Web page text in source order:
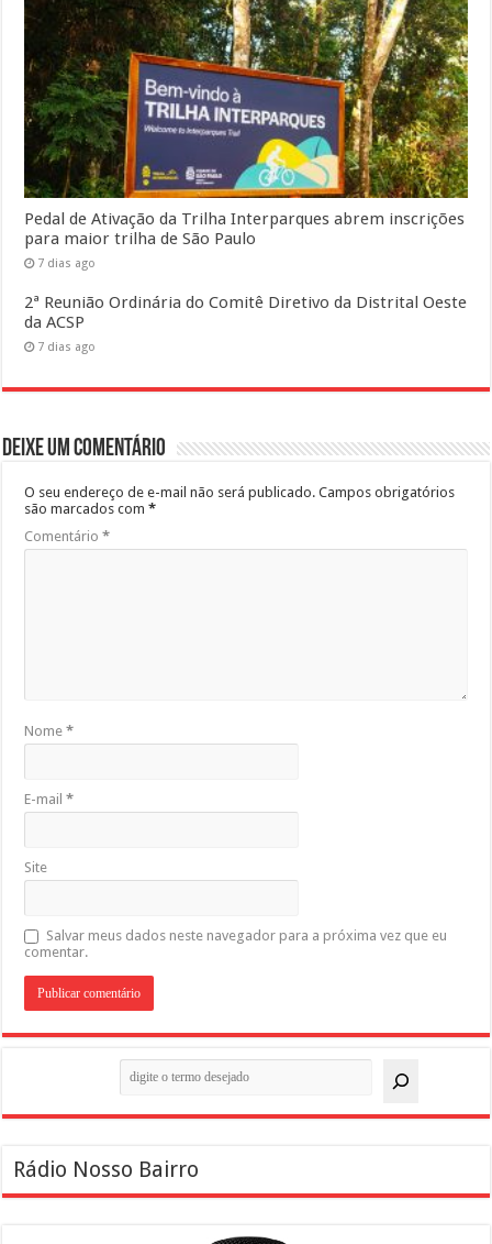
Pedal de Ativação da Trilha Interparques abrem inscrições
para maior trilha de São Paulo
7 dias ago
2ª Reunião Ordinária do Comitê Diretivo da Distrital Oeste
da ACSP
7 dias ago
Deixe um comentário
O seu endereço de e-mail não será publicado. Campos obrigatórios
são marcados com*
Comentário*
Nome*
E-mail*
Site
Salvar meus dados neste navegador para a próxima vez que eu
comentar.
Rádio Nosso Bairro